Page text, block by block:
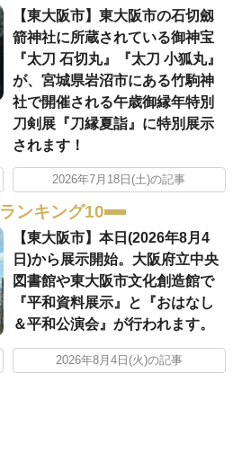
【東大阪市】東大阪市の石切劔
箭神社に所蔵されている御神宝
『太刀 石切丸』『太刀 小狐丸』
が、宮城県岩沼市にある竹駒神
社で開催される午歳御縁年特別
刀剣展『刀縁夏詣』に特別展示
されます！
2026年7月18日(土)の記事
ランキング10
【東大阪市】本日(2026年8月4
日)から展示開始。大阪府立中央
図書館や東大阪市文化創造館で
『平和資料展示』と『おはなし
＆平和公演会』が行われます。
2026年8月4日(火)の記事